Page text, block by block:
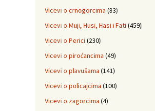
Vicevi o crnogorcima (83)
Vicevi o Muji, Husi, Hasi i Fati (459)
Vicevi o Perici (230)
Vicevi o piroćancima (49)
Vicevi o plavušama (141)
Vicevi o policajcima (100)
Vicevi o zagorcima (4)